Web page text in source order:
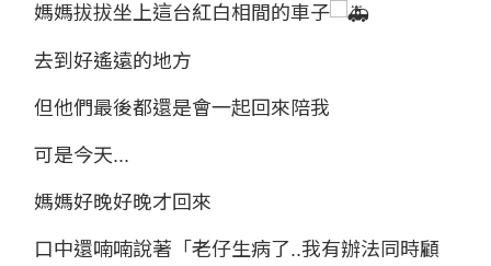
媽媽拔拔坐上這台紅白相間的車子
去到好遙遠的地方
但他們最後都還是會一起回來陪我
可是今天...
媽媽好晚好晚才回來
口中還喃喃說著「老仔生病了..我有辦法同時顧